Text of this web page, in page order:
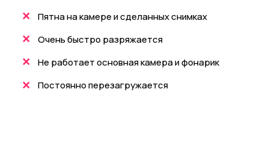
+Пятна на камере и сделанных снимках
+Очень быстро разряжается
+Не работает основная камера и фонарик
+Постоянно перезагружается